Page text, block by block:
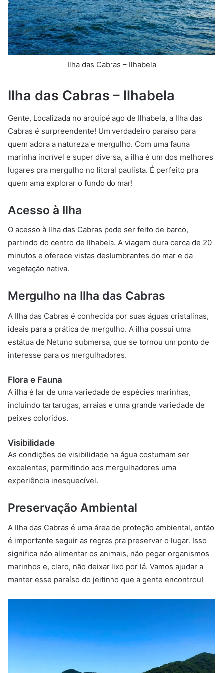
Ilha das Cabras – Ilhabela
Ilha das Cabras – Ilhabela
Gente, Localizada no arquipélago de Ilhabela, a Ilha das
Cabras é surpreendente! Um verdadeiro paraíso para
quem adora a natureza e mergulho. Com uma fauna
marinha incrível e super diversa, a ilha é um dos melhores
lugares pra mergulho no litoral paulista. É perfeito pra
quem ama explorar o fundo do mar!
Acesso à Ilha
O acesso à Ilha das Cabras pode ser feito de barco,
partindo do centro de Ilhabela. A viagem dura cerca de 20
minutos e oferece vistas deslumbrantes do mar e da
vegetação nativa.
Mergulho na Ilha das Cabras
A Ilha das Cabras é conhecida por suas águas cristalinas,
ideais para a prática de mergulho. A ilha possui uma
estátua de Netuno submersa, que se tornou um ponto de
interesse para os mergulhadores.
Flora e Fauna
A ilha é lar de uma variedade de espécies marinhas,
incluindo tartarugas, arraias e uma grande variedade de
peixes coloridos.
Visibilidade
As condições de visibilidade na água costumam ser
excelentes, permitindo aos mergulhadores uma
experiência inesquecível.
Preservação Ambiental
A Ilha das Cabras é uma área de proteção ambiental, então
é importante seguir as regras pra preservar o lugar. Isso
significa não alimentar os animais, não pegar organismos
marinhos e, claro, não deixar lixo por lá. Vamos ajudar a
manter esse paraíso do jeitinho que a gente encontrou!